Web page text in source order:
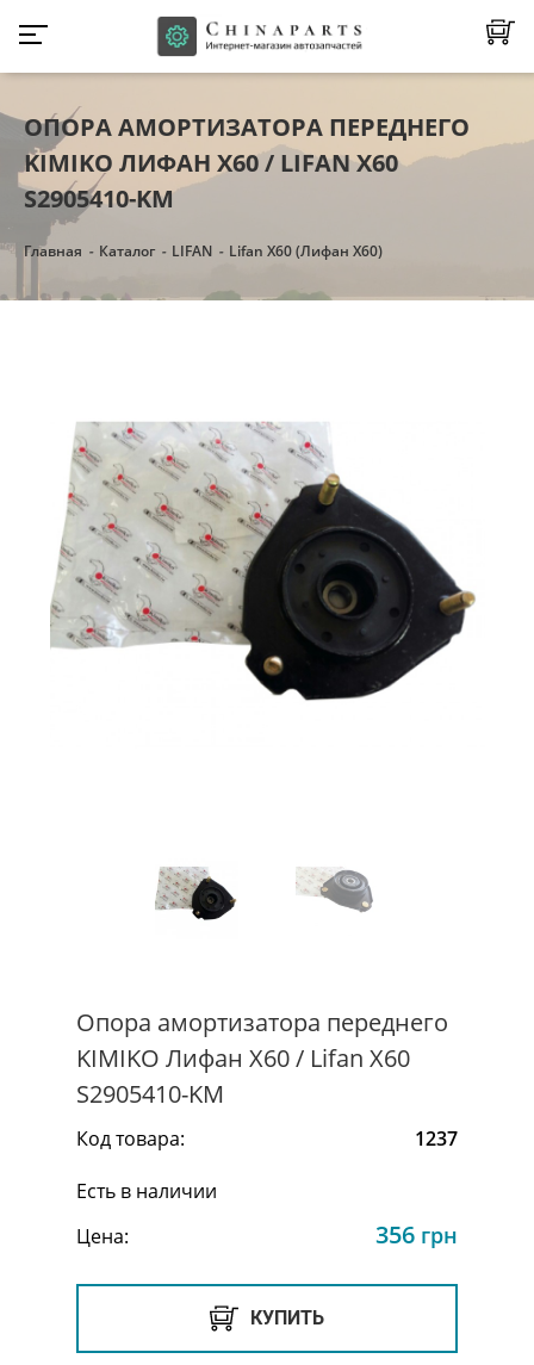
ОПОРА АМОРТИЗАТОРА ПЕРЕДНЕГО
KIMIKO ЛИФАН Х60 / LIFAN X60
S2905410-KM
Главная Каталог LIFAN Lifan X60 (Лифан Х60)
Опора амортизатора переднего
KIMIKO Лифан Х60 / Lifan X60
S2905410-KM
Код товара:
1237
Есть в наличии
Цена:
356 грн
КУПИТЬ